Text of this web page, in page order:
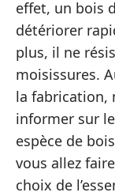
effet, un bois
détériorer
plus, il ne
moisissures.
la fabrication,
informer sur
espèce de
vous allez
choix de